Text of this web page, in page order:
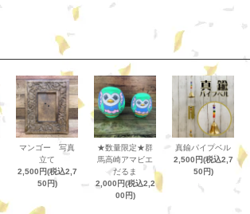
マンゴー 写真
立て
2,500円(税込2,7
50円)
★数量限定★群
馬高崎アマビエ
だるま
2,000円(税込2,2
00円)
真鍮パイプベル
2,500円(税込2,7
50円)